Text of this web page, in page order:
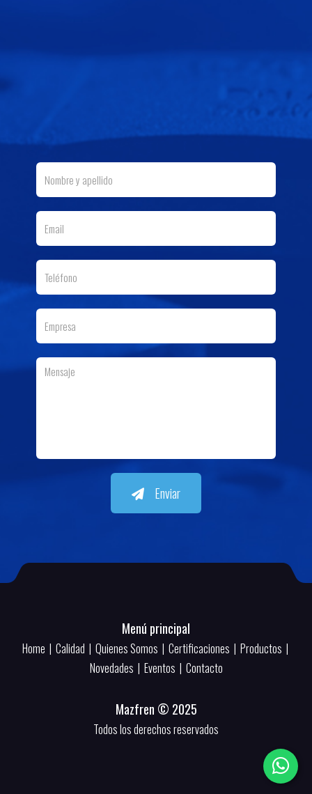
Enviar
Menú principal
Home | Calidad | Quienes Somos | Certificaciones | Productos |
Novedades | Eventos | Contacto
Mazfren © 2025
Todos los derechos reservados